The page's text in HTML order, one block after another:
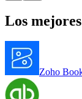
Los mejores
Zoho